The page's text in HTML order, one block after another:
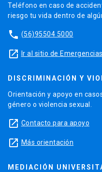
Teléfono en caso de
riesgo tu vida dentro de
phone (56)95504 5000
launch Ir al sitio de Emergencias
DISCRIMINACIÓN Y
Orientación y apoyo en
género o violencia sexual.
launch Contacto para apoyo
launch Más orientación
MEDIACIÓN